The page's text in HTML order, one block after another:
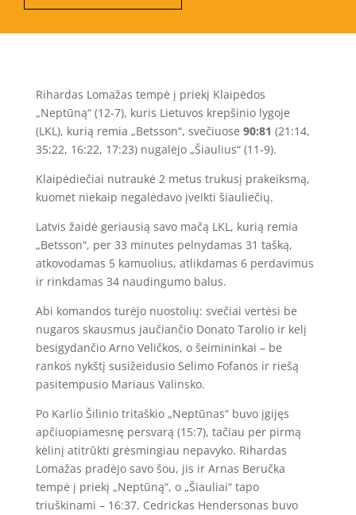
Rihardas Lomažas tempė į priekį Klaipėdos
„Neptūną“ (12-7), kuris Lietuvos krepšinio lygoje
(LKL), kurią remia „Betsson“, svečiuose 90:81 (21:14,
35:22, 16:22, 17:23) nugalėjo „Šiaulius“ (11-9).
Klaipėdiečiai nutraukė 2 metus trukusį prakeiksmą,
kuomet niekaip negalėdavo įveikti šiauliečių.
Latvis žaidė geriausią savo mačą LKL, kurią remia
„Betsson“, per 33 minutes pelnydamas 31 tašką,
atkovodamas 5 kamuolius, atlikdamas 6 perdavimus
ir rinkdamas 34 naudingumo balus.
Abi komandos turėjo nuostolių: svečiai vertėsi be
nugaros skausmus jaučiančio Donato Tarolio ir kelį
besigydančio Arno Veličkos, o šeimininkai – be
rankos nykštį susižeidusio Selimo Fofanos ir riešą
pasitempusio Mariaus Valinsko.
Po Karlio Šilinio tritaškio „Neptūnas“ buvo įgijęs
apčiuopiamesnę persvarą (15:7), tačiau per pirmą
kėlinį atitrūkti grėsmingiau nepavyko. Rihardas
Lomažas pradėjo savo šou, jis ir Arnas Beručka
tempė į priekį „Neptūną“, o „Šiauliai“ tapo
triuškinami – 16:37. Cedrickas Hendersonas buvo